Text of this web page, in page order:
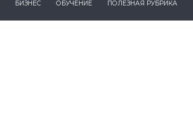
БИЗНЕС ОБУЧЕНИЕ ПОЛЕЗНАЯ РУБРИКА